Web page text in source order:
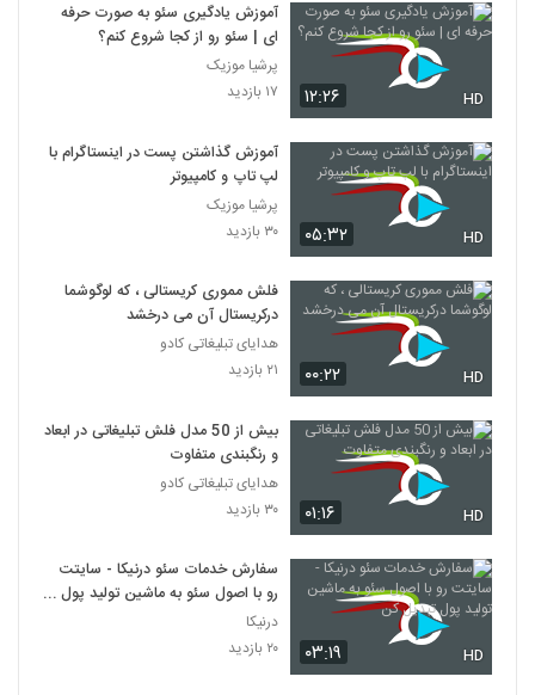
۱۲:۲۶ HD
آموزش یادگیری سئو به صورت حرفه
ای | سئو رو از کجا شروع کنم؟
پرشیا موزیک
۱۷ بازدید
۰۵:۳۲ HD
آموزش گذاشتن پست در اینستاگرام با
لپ تاپ و کامپیوتر
پرشیا موزیک
۳۰ بازدید
۰۰:۲۲ HD
فلش مموری کریستالی ، که لوگوشما
درکریستال آن می درخشد
هدایای تبلیغاتی کادو
۲۱ بازدید
۰۱:۱۶ HD
بیش از 50 مدل فلش تبلیغاتی در ابعاد
و رنگبندی متفاوت
هدایای تبلیغاتی کادو
۳۰ بازدید
۰۳:۱۹ HD
سفارش خدمات سئو درنیکا - سایتت
رو با اصول سئو به ماشین تولید پول
تبدیل کن
درنیکا
۲۰ بازدید